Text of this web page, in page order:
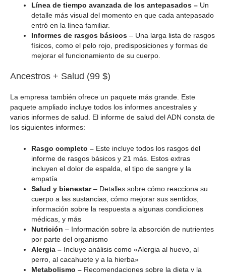
Línea de tiempo avanzada de los antepasados – Un
detalle más visual del momento en que cada antepasado
entró en la línea familiar.
Informes de rasgos básicos – Una larga lista de rasgos
físicos, como el pelo rojo, predisposiciones y formas de
mejorar el funcionamiento de su cuerpo.
Ancestros + Salud (99 $)
La empresa también ofrece un paquete más grande. Este
paquete ampliado incluye todos los informes ancestrales y
varios informes de salud. El informe de salud del ADN consta de
los siguientes informes:
Rasgo completo – Este incluye todos los rasgos del
informe de rasgos básicos y 21 más. Estos extras
incluyen el dolor de espalda, el tipo de sangre y la
empatía
Salud y bienestar– Detalles sobre cómo reacciona su
cuerpo a las sustancias, cómo mejorar sus sentidos,
información sobre la respuesta a algunas condiciones
médicas, y más
Nutrición – Información sobre la absorción de nutrientes
por parte del organismo
Alergia – Incluye análisis como «Alergia al huevo, al
perro, al cacahuete y a la hierba»
Metabolismo – Recomendaciones sobre la dieta y la